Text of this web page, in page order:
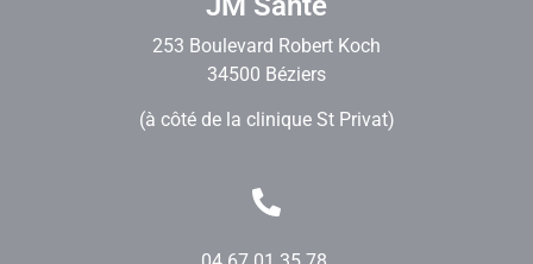
253 Boulevard Robert Koch
34500 Béziers
(à côté de la clinique St Privat)